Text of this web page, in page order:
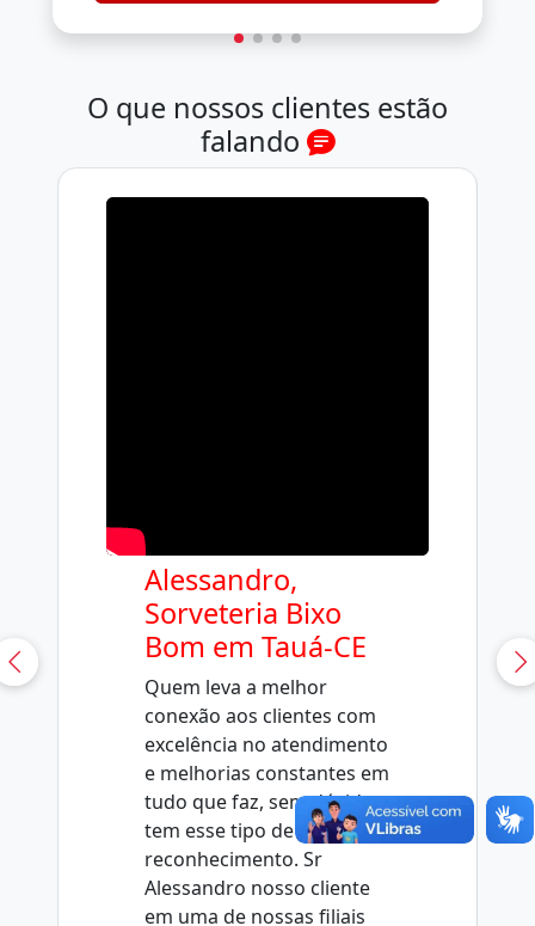
O que nossos clientes estão
falando
Alessandro,
Sorveteria Bixo
Bom em Tauá-CE
Quem leva a melhor
conexão aos clientes com
excelência no atendimento
e melhorias constantes em
tudo que faz, sem dúvida
tem esse tipo de
reconhecimento. Sr
Alessandro nosso cliente
em uma de nossas filiais